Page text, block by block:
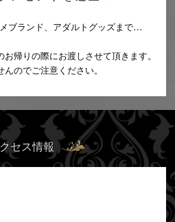
ブランド、アダルトグッズまで…
帰りの際にお渡しさせて頂きます。
のでご注意ください。
セス情報